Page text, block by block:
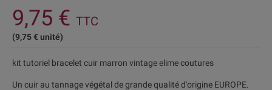
9,75 € TTC
(9,75 € unité)
kit tutoriel bracelet cuir marron vintage elime coutures
Un cuir au tannage végétal de grande qualité d'origine EUROPE.